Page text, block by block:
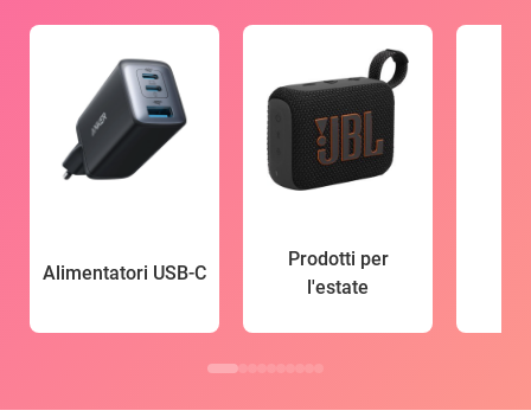
Alimentatori USB-C
Prodotti per
l'estate